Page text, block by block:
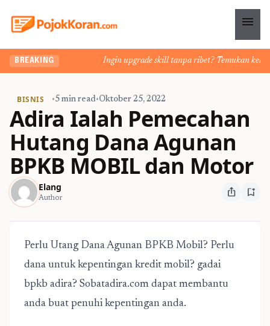
menu
BREAKING Ingin upgrade skill tanpa ribet? Temukan kelas
BISNIS •5 min read•Oktober 25, 2022
Adira Ialah Pemecahan
Hutang Dana Agunan
BPKB MOBIL dan Motor
Elang
Author ios_share bookmark_add
Perlu Utang Dana Agunan BPKB Mobil? Perlu
dana untuk kepentingan kredit mobil? gadai
bpkb adira? Sobatadira.com dapat membantu
anda buat penuhi kepentingan anda.